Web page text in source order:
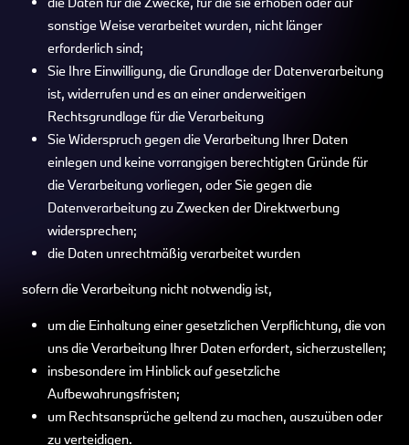
sonstige Weise verarbeitet wurden, nicht länger
erforderlich sind;
Sie Ihre Einwilligung, die Grundlage der Datenverarbeitung
ist, widerrufen und es an einer anderweitigen
Rechtsgrundlage für die Verarbeitung
Sie Widerspruch gegen die Verarbeitung Ihrer Daten
einlegen und keine vorrangigen berechtigten Gründe für
die Verarbeitung vorliegen, oder Sie gegen die
Datenverarbeitung zu Zwecken der Direktwerbung
widersprechen;
die Daten unrechtmäßig verarbeitet wurden
sofern die Verarbeitung nicht notwendig ist,
um die Einhaltung einer gesetzlichen Verpflichtung, die von
uns die Verarbeitung Ihrer Daten erfordert, sicherzustellen;
insbesondere im Hinblick auf gesetzliche
Aufbewahrungsfristen;
um Rechtsansprüche geltend zu machen, auszuüben oder
zu verteidigen.